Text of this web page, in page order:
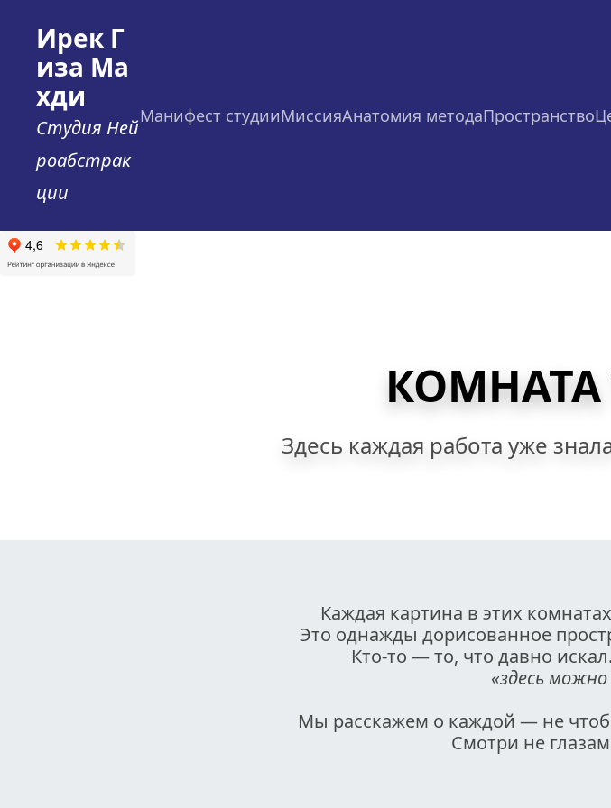
Ирек Г
иза Ма
хди
Студия Ней
роабстрак
ции
Манифест студииМиссияАнатомия методаПространство
Здесь каждая работа уже
Каждая картина в этих
Это однажды дорисованное
Кто-то — то, что давно
«здесь
Мы расскажем о каждой — не
Смотри не